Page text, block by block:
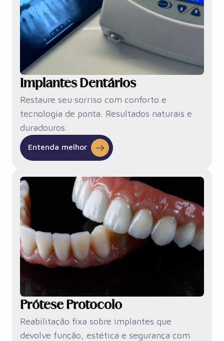
Implantes Dentários
Restaure seu sorriso com conforto e
tecnologia de ponta. Resultados naturais e
duradouros.
Entenda melhor
Prótese Protocolo
Reabilitação fixa sobre implantes que
devolve função, estética e segurança com